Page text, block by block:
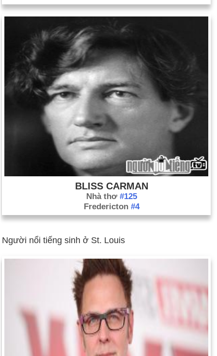
BLISS CARMAN
Nhà thơ #125
Fredericton #4
Người nổi tiếng sinh ở St. Louis